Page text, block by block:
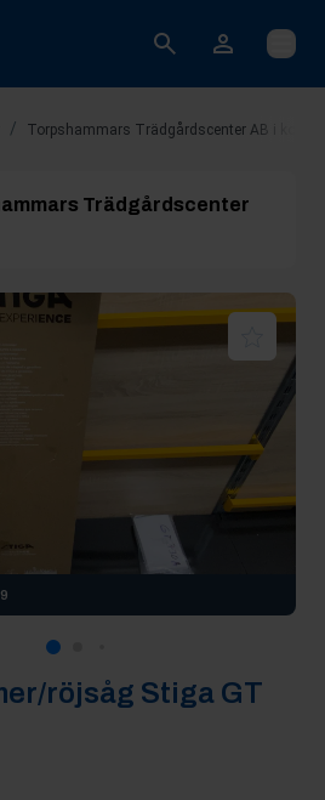
Öppna
/ Torpshammars Trädgårdscenter AB i
Trädgårdscenter
röjsåg Stiga GT